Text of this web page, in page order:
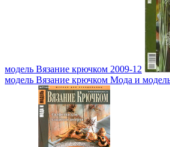
модель Вязание крючком 2009-12
модель Вязание крючком Мода и